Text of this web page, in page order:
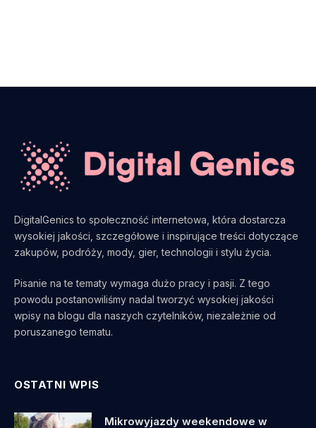
DigitalGenics to społeczność internetowa, która dostarcza
wysokiej jakości, szczegółowe i inspirujące treści dotyczące
zakupów, podróży, mody, gier, technologii i stylu życia.
Pisanie na te tematy wymaga dużo pracy i pasji. Z tego
powodu postanowiliśmy nadal tworzyć wysokiej jakości
wpisy na blogu dla naszych czytelników, niezależnie od
poruszanego tematu.
OSTATNI WPIS
Mikrowyjazdy weekendowe w